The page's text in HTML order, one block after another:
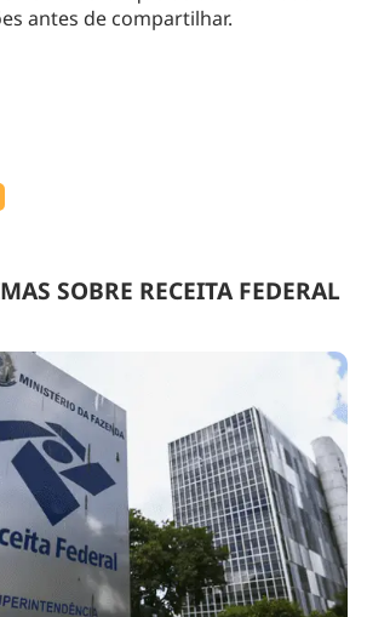
SOBRE RECEITA FEDERAL
antes de compartilhar.